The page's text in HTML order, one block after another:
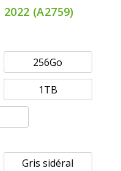
2022 (A2759)
256Go
1TB
Gris sidéral